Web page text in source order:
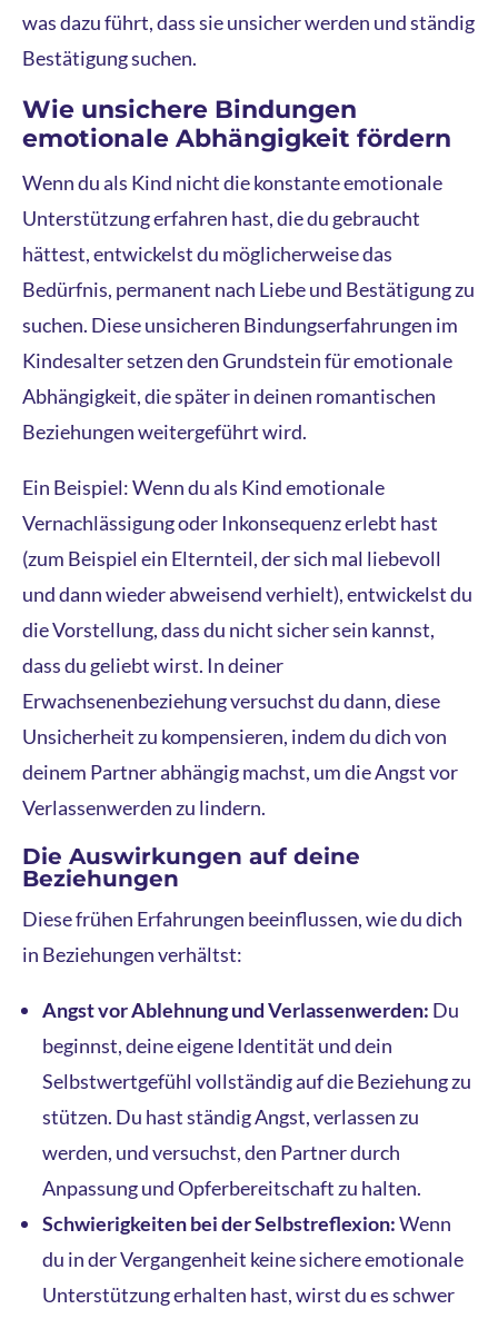
was dazu führt, dass sie unsicher werden und ständig
Bestätigung suchen.
Wie unsichere Bindungen
emotionale Abhängigkeit fördern
Wenn du als Kind nicht die konstante emotionale
Unterstützung erfahren hast, die du gebraucht
hättest, entwickelst du möglicherweise das
Bedürfnis, permanent nach Liebe und Bestätigung zu
suchen. Diese unsicheren Bindungserfahrungen im
Kindesalter setzen den Grundstein für emotionale
Abhängigkeit, die später in deinen romantischen
Beziehungen weitergeführt wird.
Ein Beispiel: Wenn du als Kind emotionale
Vernachlässigung oder Inkonsequenz erlebt hast
(zum Beispiel ein Elternteil, der sich mal liebevoll
und dann wieder abweisend verhielt), entwickelst du
die Vorstellung, dass du nicht sicher sein kannst,
dass du geliebt wirst. In deiner
Erwachsenenbeziehung versuchst du dann, diese
Unsicherheit zu kompensieren, indem du dich von
deinem Partner abhängig machst, um die Angst vor
Verlassenwerden zu lindern.
Die Auswirkungen auf deine
Beziehungen
Diese frühen Erfahrungen beeinflussen, wie du dich
in Beziehungen verhältst:
Angst vor Ablehnung und Verlassenwerden: Du
beginnst, deine eigene Identität und dein
Selbstwertgefühl vollständig auf die Beziehung zu
stützen. Du hast ständig Angst, verlassen zu
werden, und versuchst, den Partner durch
Anpassung und Opferbereitschaft zu halten.
Schwierigkeiten bei der Selbstreflexion:Wenn
du in der Vergangenheit keine sichere emotionale
Unterstützung erhalten hast, wirst du es schwer